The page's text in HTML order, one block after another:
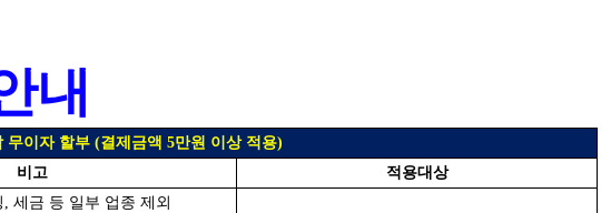
내
무이자 할부 (결제금액 5만원 이상 적용)
비고
적용대상
세금 등 일부 업종 제외